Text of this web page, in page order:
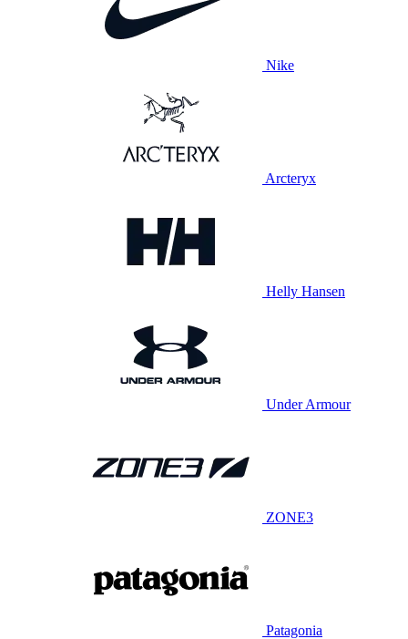
Nike
Arcteryx
Helly Hansen
Under Armour
ZONE3
Patagonia